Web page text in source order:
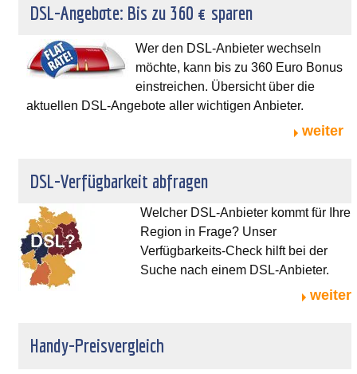
DSL-Angebote: Bis zu 360 € sparen
Wer den DSL-Anbieter wechseln
möchte, kann bis zu 360 Euro Bonus
einstreichen. Übersicht über die
aktuellen DSL-Angebote aller wichtigen Anbieter.
weiter
DSL-Verfügbarkeit abfragen
Welcher DSL-Anbieter kommt für Ihre
Region in Frage? Unser
Verfügbarkeits-Check hilft bei der
Suche nach einem DSL-Anbieter.
weiter
Handy-Preisvergleich